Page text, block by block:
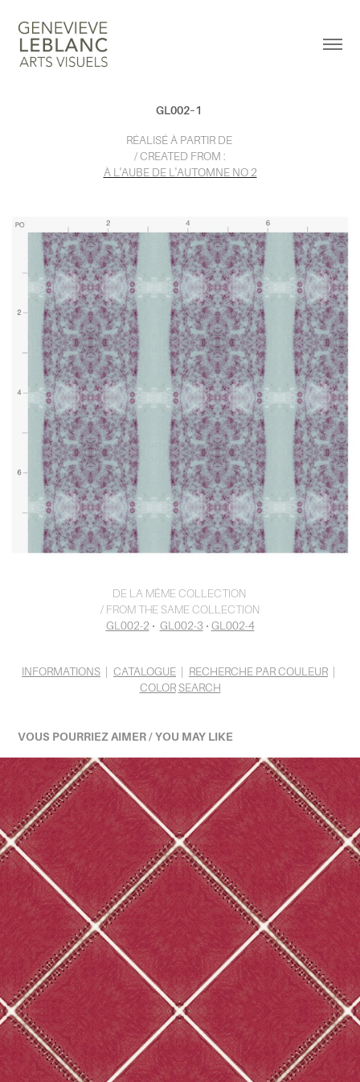
GL002–1
RÉALISÉ À PARTIR DE
/ CREATED FROM :
À L'AUBE DE L'AUTOMNE NO 2
DE LA MÊME COLLECTION
/ FROM THE SAME COLLECTION
GL002-2 • GL002-3 • GL002-4
INFORMATIONS CATALOGUE RECHERCHE PAR COULEUR
COLOR SEARCH
VOUS POURRIEZ AIMER / YOU MAY LIKE